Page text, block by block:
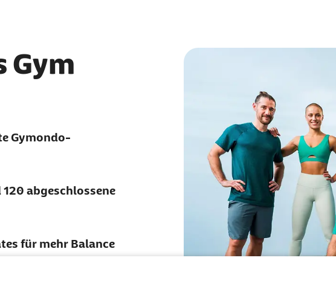
Gym
Gymondo-
120 abgeschlossene
für mehr Balance